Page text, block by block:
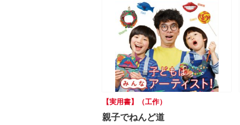
【実用書】（工作）
親子でねんど道